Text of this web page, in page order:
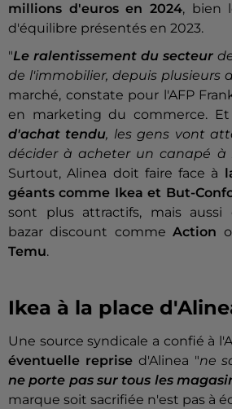
millions d'euros en 2024, bien
d'équilibre présentés en 2023.
"Le ralentissement du secteur
de l'immobilier, depuis plusieurs
marché, constate pour l'AFP
en marketing du commerce.
d'achat tendu, les gens vont
décider à acheter un canapé à
Surtout, Alinea doit faire face à
géants comme Ikea et But-
sont plus attractifs, mais aussi
bazar discount commeAction
Temu.
Ikea à la place
Une source syndicale a confié à
éventuelle reprised'Alinea "ne
ne porte pas sur tous les
marque soit sacrifiée n'est pas à